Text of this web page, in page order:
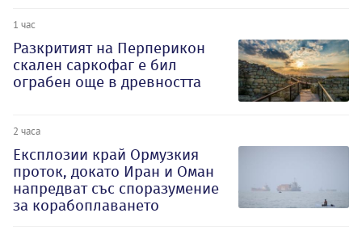
1 час
Разкритият на Перперикон
скален саркофаг е бил
ограбен още в древността
2 часа
Експлозии край Ормузкия
проток, докато Иран и Оман
напредват със споразумение
за корабоплаването